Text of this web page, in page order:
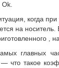
когда
на носитель.
,
главных
что такое